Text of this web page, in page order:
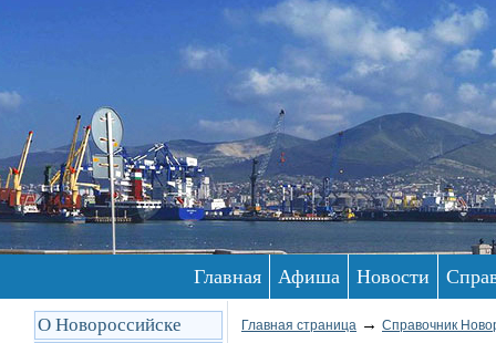
Главная Афиша Новости
О Новороссийске
Главная страница → Справочник